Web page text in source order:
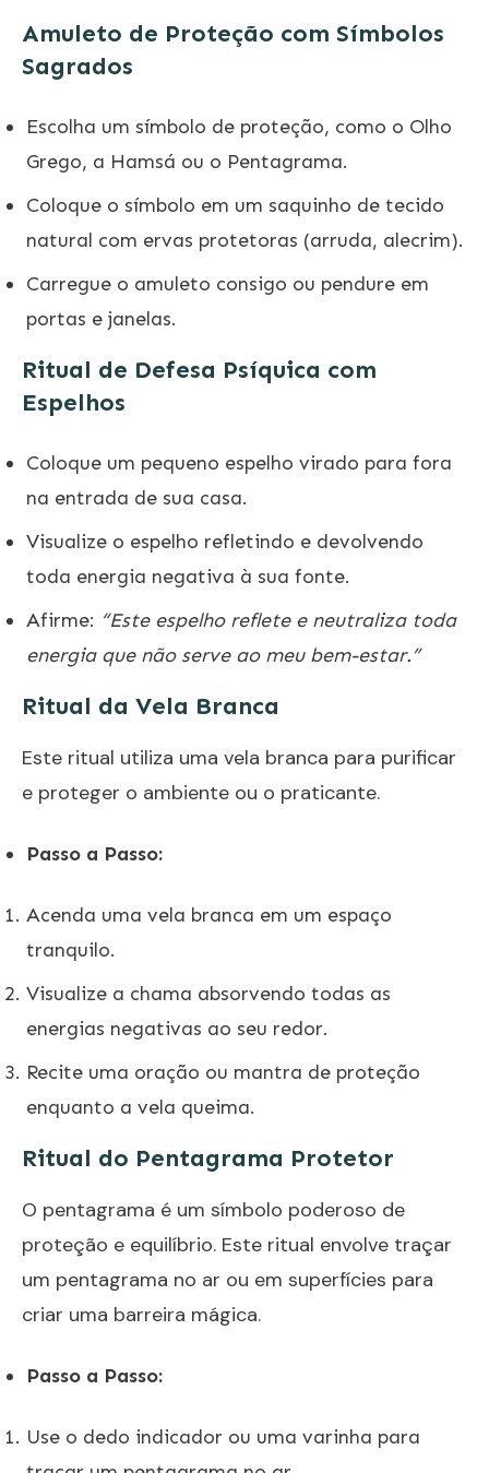
Amuleto de Proteção com Símbolos
Sagrados
Escolha um símbolo de proteção, como o Olho
Grego, a Hamsá ou o Pentagrama.
Coloque o símbolo em um saquinho de tecido
natural com ervas protetoras (arruda, alecrim).
Carregue o amuleto consigo ou pendure em
portas e janelas.
Ritual de Defesa Psíquica com
Espelhos
Coloque um pequeno espelho virado para fora
na entrada de sua casa.
Visualize o espelho refletindo e devolvendo
toda energia negativa à sua fonte.
Afirme: “Este espelho reflete e neutraliza toda
energia que não serve ao meu bem-estar.”
Ritual da Vela Branca
Este ritual utiliza uma vela branca para purificar
e proteger o ambiente ou o praticante.
Passo a Passo:
Acenda uma vela branca em um espaço
tranquilo.
Visualize a chama absorvendo todas as
energias negativas ao seu redor.
Recite uma oração ou mantra de proteção
enquanto a vela queima.
Ritual do Pentagrama Protetor
O pentagrama é um símbolo poderoso de
proteção e equilíbrio. Este ritual envolve traçar
um pentagrama no ar ou em superfícies para
criar uma barreira mágica.
Passo a Passo:
Use o dedo indicador ou uma varinha para